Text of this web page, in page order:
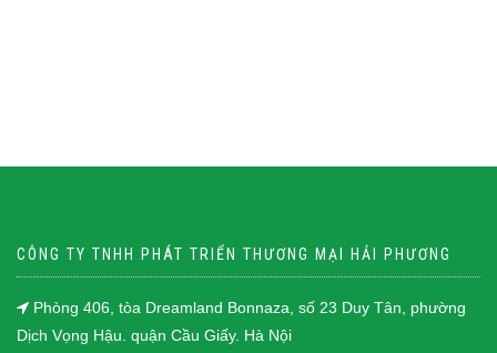
CÔNG TY TNHH PHÁT TRIỂN THƯƠNG MẠI HẢI PHƯƠNG
Phòng 406, tòa Dreamland Bonnaza, số 23 Duy Tân, phường
Dịch Vọng Hậu. quận Cầu Giấy. Hà Nội